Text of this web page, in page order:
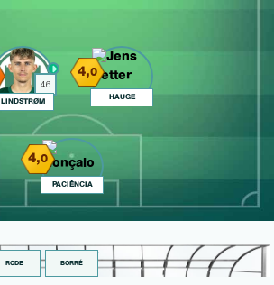
46.
LINDSTRØM
4,0
HAUGE
4,0
PACIÊNCIA
RODE BORRÉ